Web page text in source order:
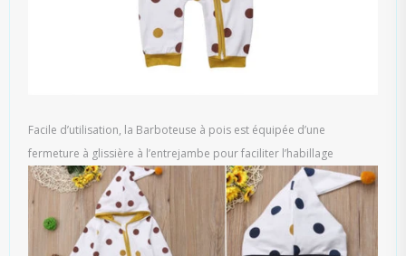
Facile d’utilisation, la Barboteuse à pois est équipée d’une
fermeture à glissière à l’entrejambe pour faciliter l’habillage